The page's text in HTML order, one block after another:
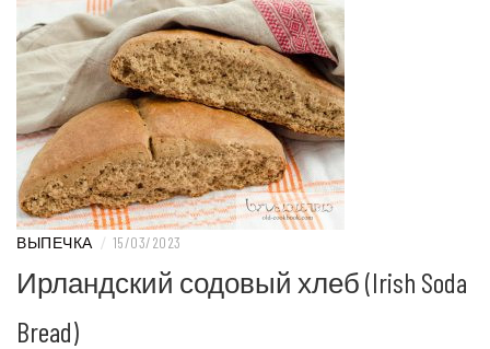
ВЫПЕЧКА / 15/03/2023
Ирландский содовый хлеб (Irish Soda
Bread)